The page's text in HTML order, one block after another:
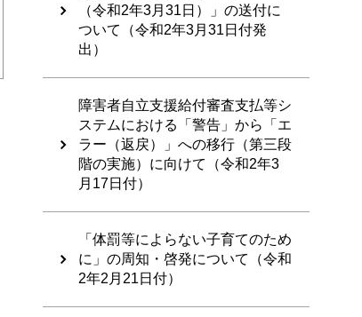
（令和2年3月31日）」の送付に
ついて（令和2年3月31日付発
出）
障害者自立支援給付審査支払等シ
ステムにおける「警告」から「エ
ラー（返戻）」への移行（第三段
階の実施）に向けて（令和2年3
月17日付）
「体罰等によらない子育てのため
に」の周知・啓発について（令和
2年2月21日付）